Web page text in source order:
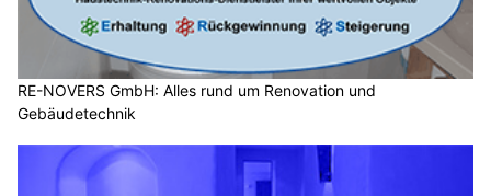
RE-NOVERS GmbH: Alles rund um Renovation und
Gebäudetechnik